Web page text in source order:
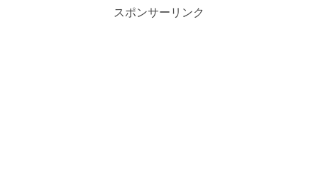
スポンサーリンク